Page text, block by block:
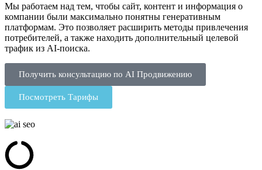
Мы работаем над тем, чтобы сайт, контент и информация о
компании были максимально понятны генеративным
платформам. Это позволяет расширить методы привлечения
потребителей, а также находить дополнительный целевой
трафик из AI-поиска.
Получить консультацию по AI Продвижению
Посмотреть Тарифы